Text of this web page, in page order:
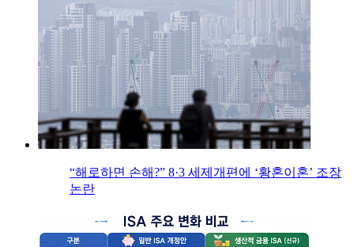
“해로하면 손해?” 8·3 세제개편에 ‘황혼이혼’ 조장
논란